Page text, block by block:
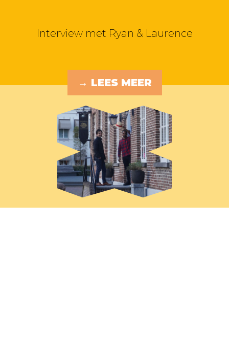
Interview met Ryan & Laurence
→ LEES MEER